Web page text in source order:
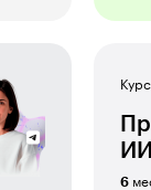
Курс
ИИ
6